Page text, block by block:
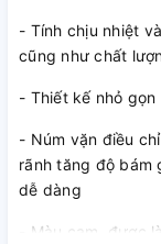
- Tính chịu nhiệt
cũng như chất
- Thiết kế nhỏ
- Núm vặn điều
rãnh tăng độ bám
dễ dàng
- Màu cam, được